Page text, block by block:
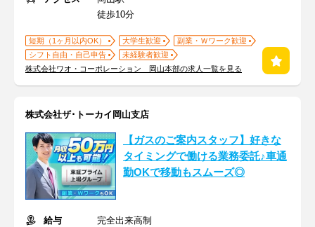
徒歩10分
短期（1ヶ月以内OK） 大学生歓迎
副業・Ｗワーク歓迎
シフト自由・自己申告
未経験者歓迎
株式会社ワオ・コーポレーション 岡山本部の求人一覧を見る
株式会社ザ･トーカイ岡山支店
【ガスのご案内スタッフ】好きな
タイミングで働ける業務委託♪車通
勤OKで移動もスムーズ◎
給与
完全出来高制